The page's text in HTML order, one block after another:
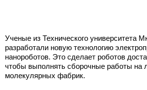
Ученые из Технического университета
разработали новую технологию
нанороботов. Это сделает роботов
чтобы выполнять сборочные работы на
молекулярных фабрик.